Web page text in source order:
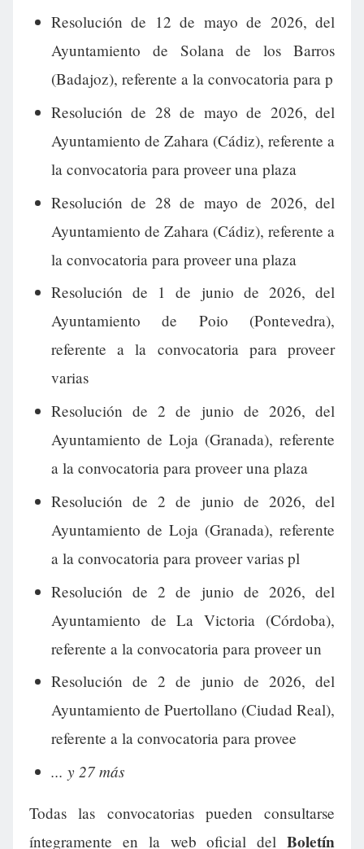
Resolución de 12 de mayo de 2026, del
Ayuntamiento de Solana de los Barros
(Badajoz), referente a la convocatoria para p
Resolución de 28 de mayo de 2026, del
Ayuntamiento de Zahara (Cádiz), referente a
la convocatoria para proveer una plaza
Resolución de 28 de mayo de 2026, del
Ayuntamiento de Zahara (Cádiz), referente a
la convocatoria para proveer una plaza
Resolución de 1 de junio de 2026, del
Ayuntamiento de Poio (Pontevedra),
referente a la convocatoria para proveer
varias
Resolución de 2 de junio de 2026, del
Ayuntamiento de Loja (Granada), referente
a la convocatoria para proveer una plaza
Resolución de 2 de junio de 2026, del
Ayuntamiento de Loja (Granada), referente
a la convocatoria para proveer varias pl
Resolución de 2 de junio de 2026, del
Ayuntamiento de La Victoria (Córdoba),
referente a la convocatoria para proveer un
Resolución de 2 de junio de 2026, del
Ayuntamiento de Puertollano (Ciudad Real),
referente a la convocatoria para provee
... y 27 más
Todas las convocatorias pueden consultarse
íntegramente en la web oficial del Boletín